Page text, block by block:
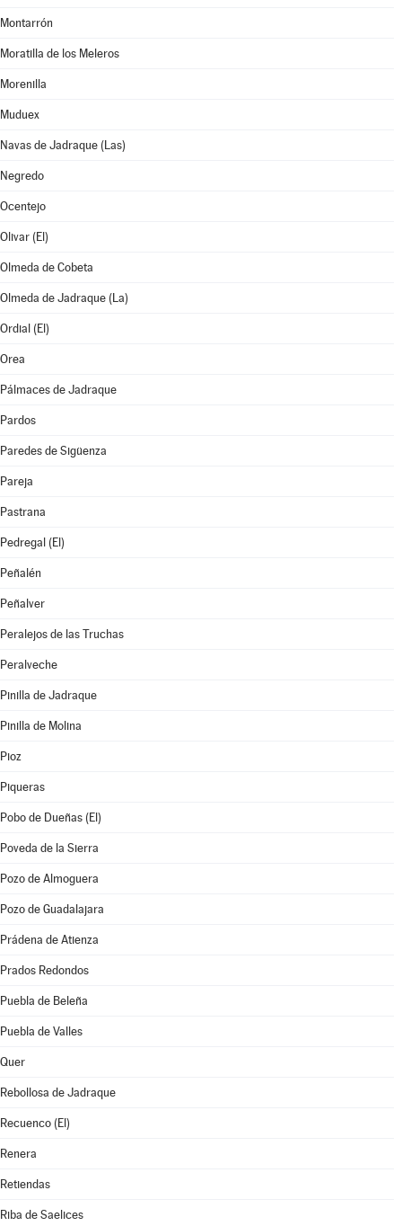
Montarrón
Moratilla de los Meleros
Morenilla
Muduex
Navas de Jadraque (Las)
Negredo
Ocentejo
Olivar (El)
Olmeda de Cobeta
Olmeda de Jadraque (La)
Ordial (El)
Orea
Pálmaces de Jadraque
Pardos
Paredes de Sigüenza
Pareja
Pastrana
Pedregal (El)
Peñalén
Peñalver
Peralejos de las Truchas
Peralveche
Pinilla de Jadraque
Pinilla de Molina
Pioz
Piqueras
Pobo de Dueñas (El)
Poveda de la Sierra
Pozo de Almoguera
Pozo de Guadalajara
Prádena de Atienza
Prados Redondos
Puebla de Beleña
Puebla de Valles
Quer
Rebollosa de Jadraque
Recuenco (El)
Renera
Retiendas
Riba de Saelices